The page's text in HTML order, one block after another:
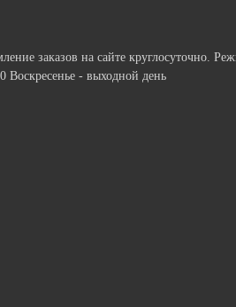
заказов на сайте круглосуточно.
- выходной день